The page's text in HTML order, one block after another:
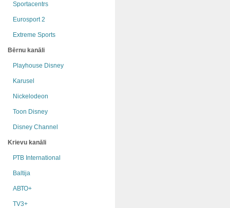
Sportacentrs
Eurosport 2
Extreme Sports
Bērnu kanāli
Playhouse Disney
Karusel
Nickelodeon
Toon Disney
Disney Channel
Krievu kanāli
РТB International
Baltija
АВТО+
TV3+